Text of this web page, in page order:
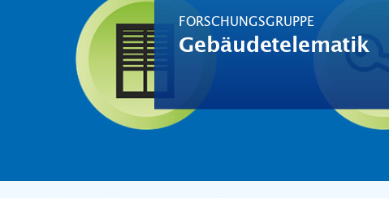
FORSCHUNGSGRUPPE
Gebäudetelematik